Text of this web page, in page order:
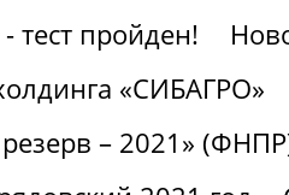
тест пройден!
«СИБАГРО»
резерв – 2021»